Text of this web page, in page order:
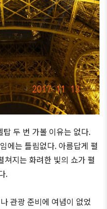
두 번 가볼 이유는 없다.
에는 틀림없다. 아름답게 펼
지는 화려한 빛의 쇼가 펼
.
관광 준비에 여념이 없었